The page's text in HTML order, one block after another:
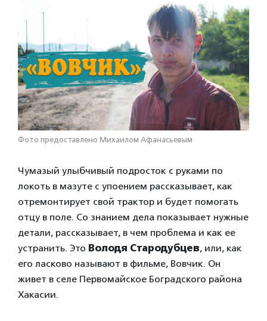
Фото предоставлено Михаилом Афанасьевым
Чумазый улыбчивый подросток с руками по
локоть в мазуте с упоением рассказывает, как
отремонтирует свой трактор и будет помогать
отцу в поле. Со знанием дела показывает нужные
детали, рассказывает, в чем проблема и как ее
устранить. Это Володя Стародубцев, или, как
его ласково называют в фильме, Вовчик. Он
живет в селе Первомайское Боградского района
Хакасии.